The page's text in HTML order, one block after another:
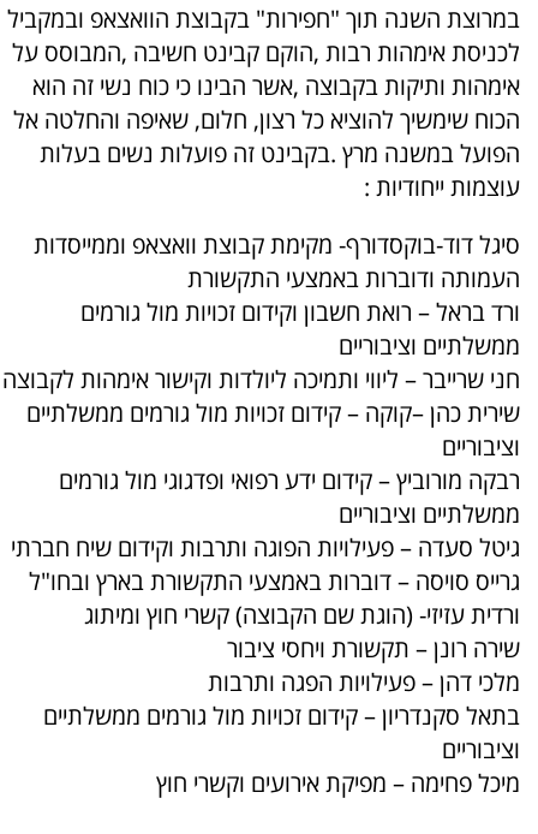
במרוצת השנה תוך "חפירות" בקבוצת הוואצאפ ובמקביל
לכניסת אימהות רבות ,הוקם קבינט חשיבה ,המבוסס על
אימהות ותיקות בקבוצה ,אשר הבינו כי כוח נשי זה הוא
הכוח שימשיך להוציא כל רצון, חלום, שאיפה והחלטה אל
הפועל במשנה מרץ .בקבינט זה פועלות נשים בעלות
עוצמות ייחודיות :
סיגל דוד-בוקסדורף- מקימת קבוצת וואצאפ וממייסדות
העמותה ודוברות באמצעי התקשורת
ורד בראל – רואת חשבון וקידום זכויות מול גורמים
ממשלתיים וציבוריים
חני שרייבר – ליווי ותמיכה ליולדות וקישור אימהות לקבוצה
שירית כהן –קוקה – קידום זכויות מול גורמים ממשלתיים
וציבוריים
רבקה מורוביץ – קידום ידע רפואי ופדגוגי מול גורמים
ממשלתיים וציבוריים
גיטל סעדה – פעילויות הפוגה ותרבות וקידום שיח חברתי
גרייס סויסה – דוברות באמצעי התקשורת בארץ ובחו"ל
ורדית עזיזי- (הוגת שם הקבוצה) קשרי חוץ ומיתוג
שירה רונן – תקשורת ויחסי ציבור
מלכי דהן – פעילויות הפגה ותרבות
בתאל סקנדריון – קידום זכויות מול גורמים ממשלתיים
וציבוריים
מיכל פחימה – מפיקת אירועים וקשרי חוץ